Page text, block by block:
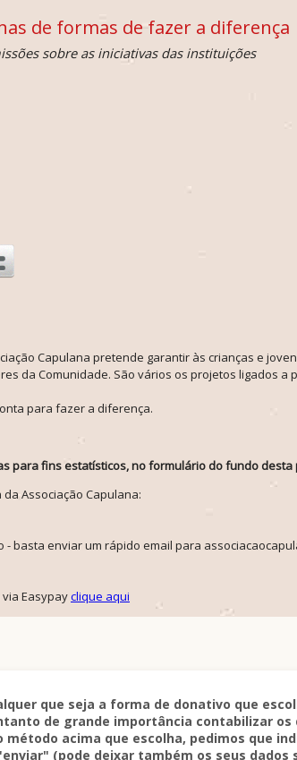
de formas de fazer a diferença
sobre as iniciativas das instituições
Capulana pretende garantir às crianças e
da Comunidade. São vários os projetos ligados a
para fazer a diferença.
para fins estatísticos, no formulário do fundo desta
Associação Capulana:
enviar um rápido email para
Easypayclique aqui